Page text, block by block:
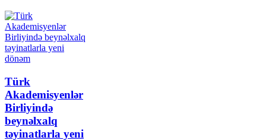
Türk
Akademisyenlər
Birliyində
beynəlxalq
təyinatlarla yeni